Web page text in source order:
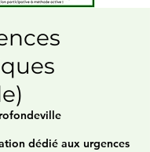
dédié aux urgences